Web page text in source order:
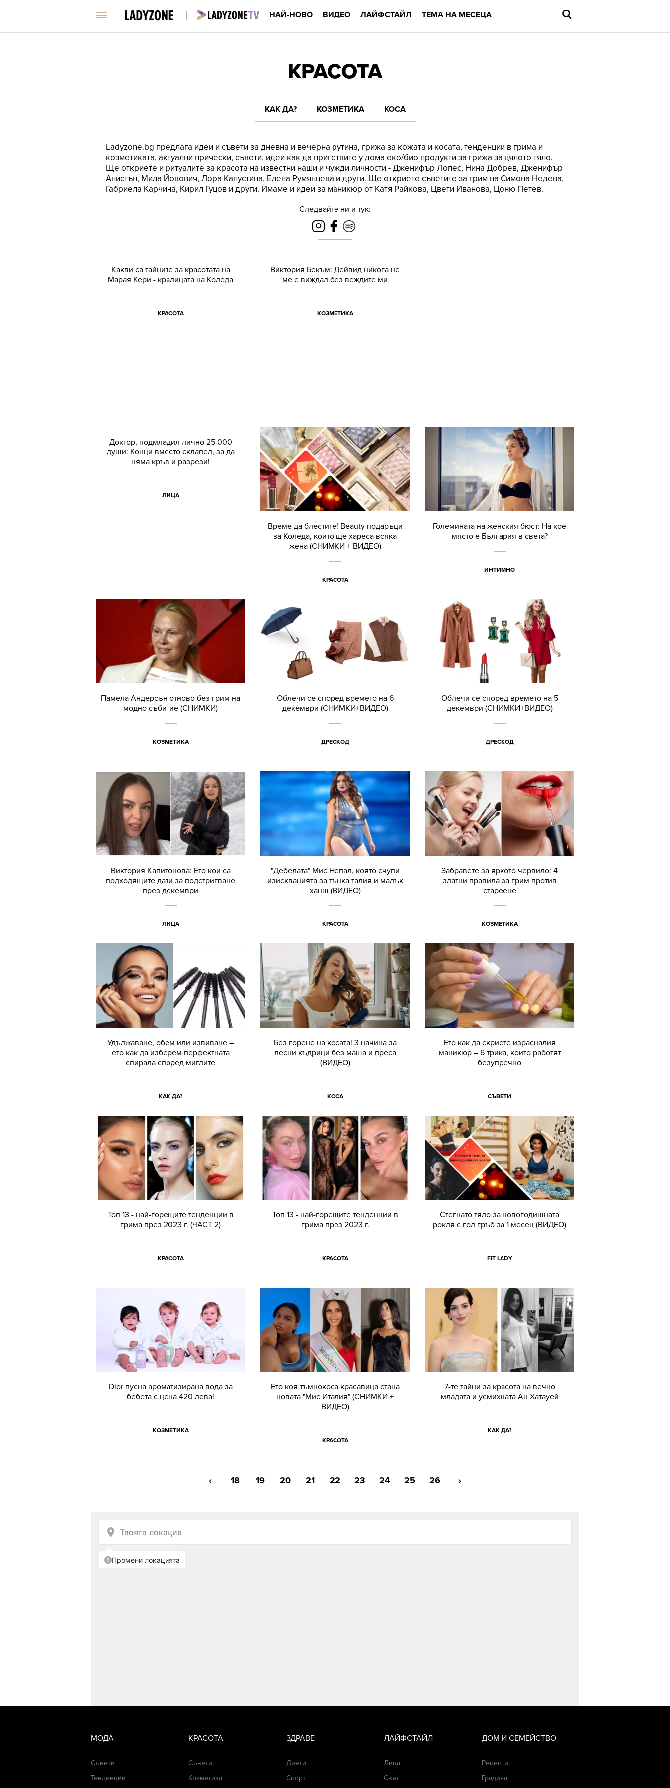
НАЙ-НОВО ВИДЕО ЛАЙФСТАЙЛ ТЕМА НА МЕСЕЦА
КРАСОТА
КАК ДА? КОЗМЕТИКА КОСА
Ladyzone.bg предлага идеи и съвети за днeвна и вечерна рутина, грижа за кожата и косата, тенденции в грима и
козметиката, актуални прически, съвети, идеи как да приготвите у дома еко/био продукти за грижа за цялото тяло.
Ще откриете и ритуалите за красота на известни наши и чужди личности - Дженифър Лопес, Нина Добрев, Дженифър
Анистън, Мила Йовович, Лора Капустина, Елена Румянцева и други. Ще откриете съветите за грим на Симона Недева,
Габриела Карчина, Кирил Гуцов и други. Имаме и идеи за маникюр от Катя Райкова, Цвети Иванова, Цоню Петев.
Следвайте ни и тук:
Какви са тайните за красотата на
Марая Кери - кралицата на Коледа
КРАСОТА
Виктория Бекъм: Дейвид никога не
ме е виждал без веждите ми
КОЗМЕТИКА
Доктор, подмладил лично 25 000
души: Конци вместо склапел, за да
няма кръв и разрези!
ЛИЦА
Време да блестите! Beauty подаръци
за Коледа, които ще хареса всяка
жена (СНИМКИ + ВИДЕО)
КРАСОТА
Големината на женския бюст: На кое
място е България в света?
ИНТИМНО
Памела Андерсън отново без грим на
модно събитие (СНИМКИ)
КОЗМЕТИКА
Облечи се според времето на 6
декември (СНИМКИ+ВИДЕО)
ДРЕСКОД
Облечи се според времето на 5
декември (СНИМКИ+ВИДЕО)
ДРЕСКОД
Виктория Капитонова: Ето кои са
подходящите дати за подстригване
през декември
ЛИЦА
"Дебелата" Мис Непал, която счупи
изискванията за тънка талия и малък
ханш (ВИДЕО)
КРАСОТА
Забравете за яркото червило: 4
златни правила за грим против
стареене
КОЗМЕТИКА
Удължаване, обем или извиване –
ето как да изберем перфектната
спирала според миглите
КАК ДА?
Без горене на косата! 3 начина за
лесни къдрици без маша и преса
(ВИДЕО)
КОСА
Ето как да скриете израсналия
маникюр – 6 трика, които работят
безупречно
СЪВЕТИ
Toп 13 - най-горещите тенденции в
грима през 2023 г. (ЧАСТ 2)
КРАСОТА
Toп 13 - най-горещите тенденции в
грима през 2023 г.
КРАСОТА
Стегнато тяло за новогодишната
рокля с гол гръб за 1 месец (ВИДЕО)
FIT LADY
Dior пусна ароматизирана вода за
бебета с цена 420 лева!
КОЗМЕТИКА
Ето коя тъмнокоса красавица стана
новата "Мис Италия" (СНИМКИ +
ВИДЕО)
КРАСОТА
7-те тайни за красота на вечно
младата и усмихната Ан Хатауей
КАК ДА?
‹ 18 19 20 21 22 23 24 25 26 ›
МОДА
Съвети
Тенденции
КРАСОТА
Съвети
Козметика
ЗДРАВЕ
Диети
Спорт
ЛАЙФСТАЙЛ
Лица
Свят
ДОМ И СЕМЕЙСТВО
Рецепти
Градина